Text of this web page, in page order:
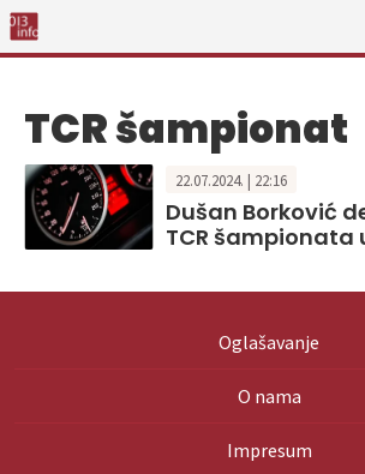
TCR šampionat
22.07.2024. | 22:16
Dušan Borković
TCR šampionata
Oglašavanje
O nama
Impresum